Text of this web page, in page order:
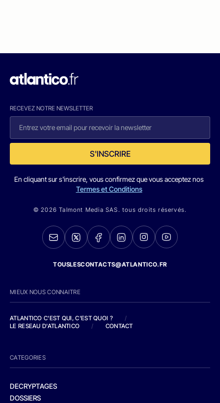
RECEVEZ NOTRE NEWSLETTER
S'INSCRIRE
En cliquant sur s'inscrire, vous confirmez que vous acceptez nos
Termes et Conditions
© 2026 Talmont Media SAS. tous droits réservés.
TOUSLESCONTACTS@ATLANTICO.FR
MIEUX NOUS CONNAITRE
ATLANTICO C'EST QUI, C'EST QUOI ?
/
LE RESEAU D'ATLANTICO
/ CONTACT
CATEGORIES
DECRYPTAGES
DOSSIERS